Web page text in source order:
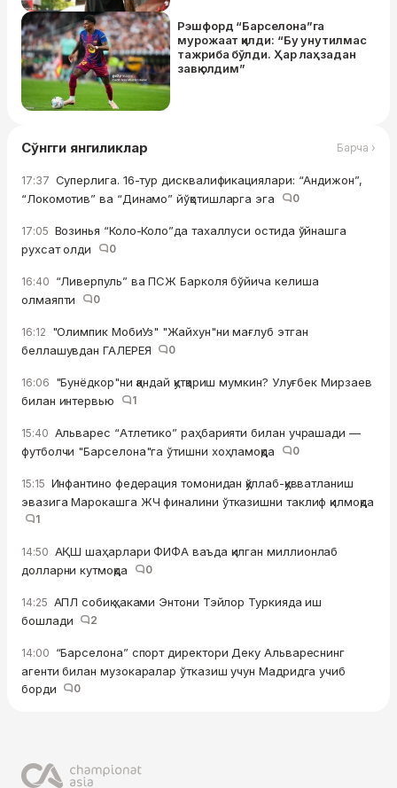
Рэшфорд “Барселона”га
мурожаат қилди: “Бу унутилмас
тажриба бўлди. Ҳар лаҳзадан
завқ олдим”
Сўнгги янгиликлар Барча ›
17:37 Суперлига. 16-тур дисквалификациялари: “Андижон”,
“Локомотив” ва “Динамо” йўқотишларга эга
0
17:05 Возинья “Коло-Коло”да тахаллуси остида ўйнашга
рухсат олди
0
16:40 “Ливерпуль” ва ПСЖ Барколя бўйича келиша
олмаяпти
0
16:12 "Олимпик МобиУз" "Жайхун"ни мағлуб этган
беллашувдан ГАЛЕРЕЯ
0
16:06 "Бунёдкор"ни қандай қутқариш мумкин? Улуғбек Мирзаев
билан интервью
1
15:40 Альварес “Атлетико” раҳбарияти билан учрашади —
футболчи "Барселона"га ўтишни хоҳламоқда
0
15:15 Инфантино федерация томонидан қўллаб-қувватланиш
эвазига Марокашга ЖЧ финалини ўтказишни таклиф қилмоқда
1
14:50 АҚШ шаҳарлари ФИФА ваъда қилган миллионлаб
долларни кутмоқда
0
14:25 АПЛ собиқ ҳаками Энтони Тэйлор Туркияда иш
бошлади
2
14:00 “Барселона” спорт директори Деку Альвареснинг
агенти билан музокаралар ўтказиш учун Мадридга учиб
борди
0